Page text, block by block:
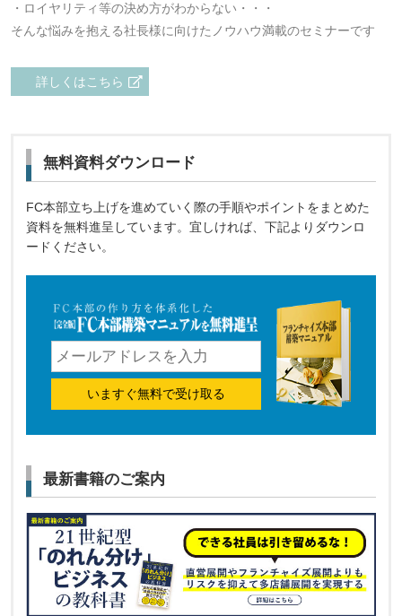
・ロイヤリティ等の決め方がわからない・・・
そんな悩みを抱える社長様に向けたノウハウ満載のセミナーです
詳しくはこちら
無料資料ダウンロード
FC本部立ち上げを進めていく際の手順やポイントをまとめた
資料を無料進呈しています。宜しければ、下記よりダウンロ
ードください。
いますぐ無料で受け取る
最新書籍のご案内